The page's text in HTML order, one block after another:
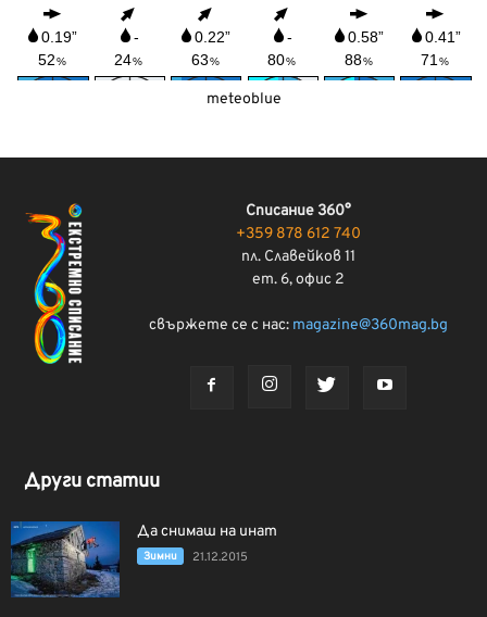
meteoblue
Списание 360°
+359 878 612 740
пл. Славейков 11
ет. 6, офис 2
свържете се с нас: magazine@360mag.bg
Други статии
Да снимаш на инат
Зимни 21.12.2015